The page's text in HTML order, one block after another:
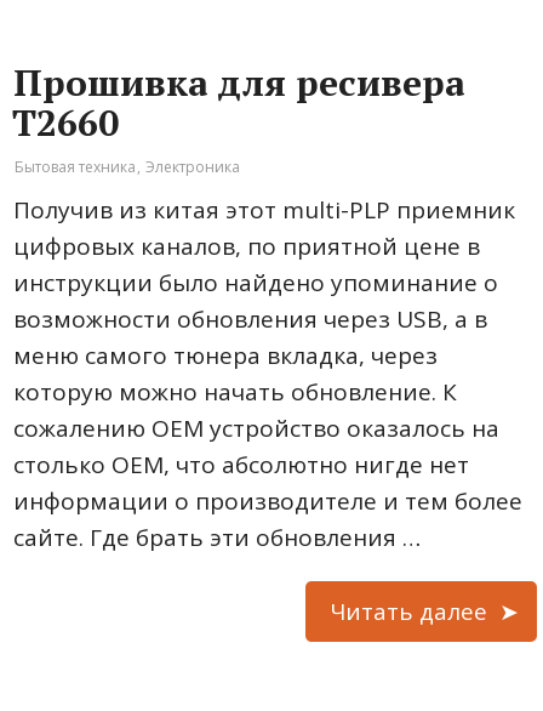
Прошивка для ресивера
Т2660
Бытовая техника, Электроника
Получив из китая этот multi-PLP приемник
цифровых каналов, по приятной цене в
инструкции было найдено упоминание о
возможности обновления через USB, а в
меню самого тюнера вкладка, через
которую можно начать обновление. К
сожалению OEM устройство оказалось на
столько OEM, что абсолютно нигде нет
информации о производителе и тем более
сайте. Где брать эти обновления …
Читать далее